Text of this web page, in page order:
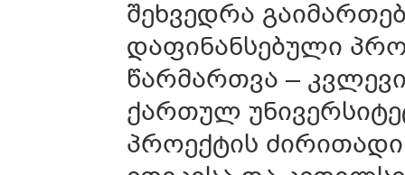
შეხვედრა
დაფინანსებული
წარმართვა –
ქართულ
პროექტის ძირითადი